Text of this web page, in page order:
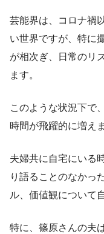
芸能界は、コロナ禍
い世界ですが、特に
が相次ぎ、日常のリ
ます。
このような状況下で
時間が飛躍的に増え
夫婦共に自宅にいる
り語ることのなかっ
ル、価値観について
特に、篠原さんの夫